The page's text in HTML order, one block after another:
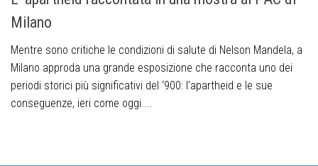
Milano
Mentre sono critiche le condizioni di salute di Nelson Mandela, a
Milano approda una grande esposizione che racconta uno dei
periodi storici più significativi del ‘900: l’apartheid e le sue
conseguenze, ieri come oggi....